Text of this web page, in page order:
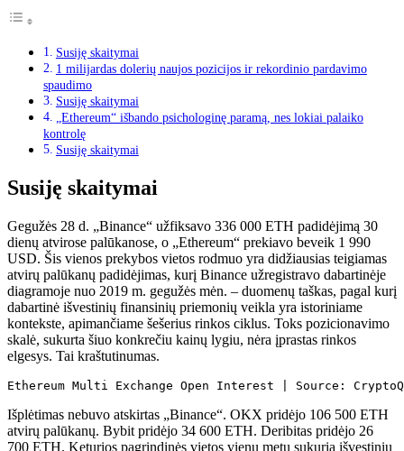
Susiję skaitymai
1 milijardas dolerių naujos pozicijos ir rekordinio pardavimo
spaudimo
Susiję skaitymai
„Ethereum“ išbando psichologinę paramą, nes lokiai palaiko
kontrolę
Susiję skaitymai
Susiję skaitymai
Gegužės 28 d. „Binance“ užfiksavo 336 000 ETH padidėjimą 30
dienų atvirose palūkanose, o „Ethereum“ prekiavo beveik 1 990
USD. Šis vienos prekybos vietos rodmuo yra didžiausias teigiamas
atvirų palūkanų padidėjimas, kurį Binance užregistravo dabartinėje
diagramoje nuo 2019 m. gegužės mėn. – duomenų taškas, pagal kurį
dabartinė išvestinių finansinių priemonių veikla yra istoriniame
kontekste, apimančiame šešerius rinkos ciklus. Toks pozicionavimo
skalė, sukurta šiuo konkrečiu kainų lygiu, nėra įprastas rinkos
elgesys. Tai kraštutinumas.
Ethereum Multi Exchange Open Interest | Source:
Išplėtimas nebuvo atskirtas „Binance“. OKX pridėjo 106 500 ETH
atvirų palūkanų. Bybit pridėjo 34 600 ETH. Deribitas pridėjo 26
700 ETH. Keturios pagrindinės vietos vienu metu sukuria išvestinių